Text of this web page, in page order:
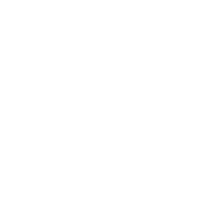
über eine Nachricht!